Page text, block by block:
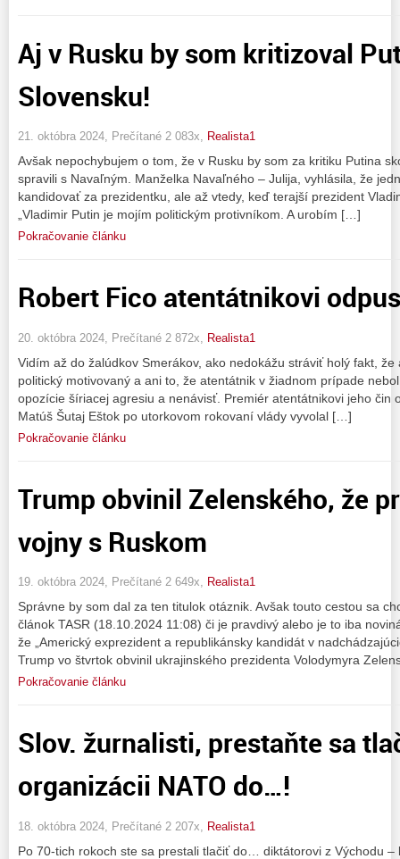
Aj v Rusku by som kritizoval
Slovensku!
21. októbra 2024, Prečítané 2 083x, Realista1
Avšak nepochybujem o tom, že v Rusku by som za kritiku Putina
spravili s Navaľným. Manželka Navaľného – Julija, vyhlásila, že
kandidovať za prezidentku, ale až vtedy, keď terajší prezident
„Vladimir Putin je mojím politickým protivníkom. A urobím […]
Pokračovanie článku
Robert Fico atentátnikovi
20. októbra 2024, Prečítané 2 872x, Realista1
Vidím až do žalúdkov Smerákov, ako nedokážu stráviť holý fakt,
politický motivovaný a ani to, že atentátnik v žiadnom prípade
opozície šíriacej agresiu a nenávisť. Premiér atentátnikovi jeho
Matúš Šutaj Eštok po utorkovom rokovaní vlády vyvolal […]
Pokračovanie článku
Trump obvinil Zelenského, že
vojny s Ruskom
19. októbra 2024, Prečítané 2 649x, Realista1
Správne by som dal za ten titulok otáznik. Avšak touto cestou sa
článok TASR (18.10.2024 11:08) či je pravdivý alebo je to iba
že „Americký exprezident a republikánsky kandidát v
Trump vo štvrtok obvinil ukrajinského prezidenta Volodymyra
Pokračovanie článku
Slov. žurnalisti, prestaňte sa
organizácii NATO do…!
18. októbra 2024, Prečítané 2 207x, Realista1
Po 70-tich rokoch ste sa prestali tlačiť do… diktátorovi z Východu –